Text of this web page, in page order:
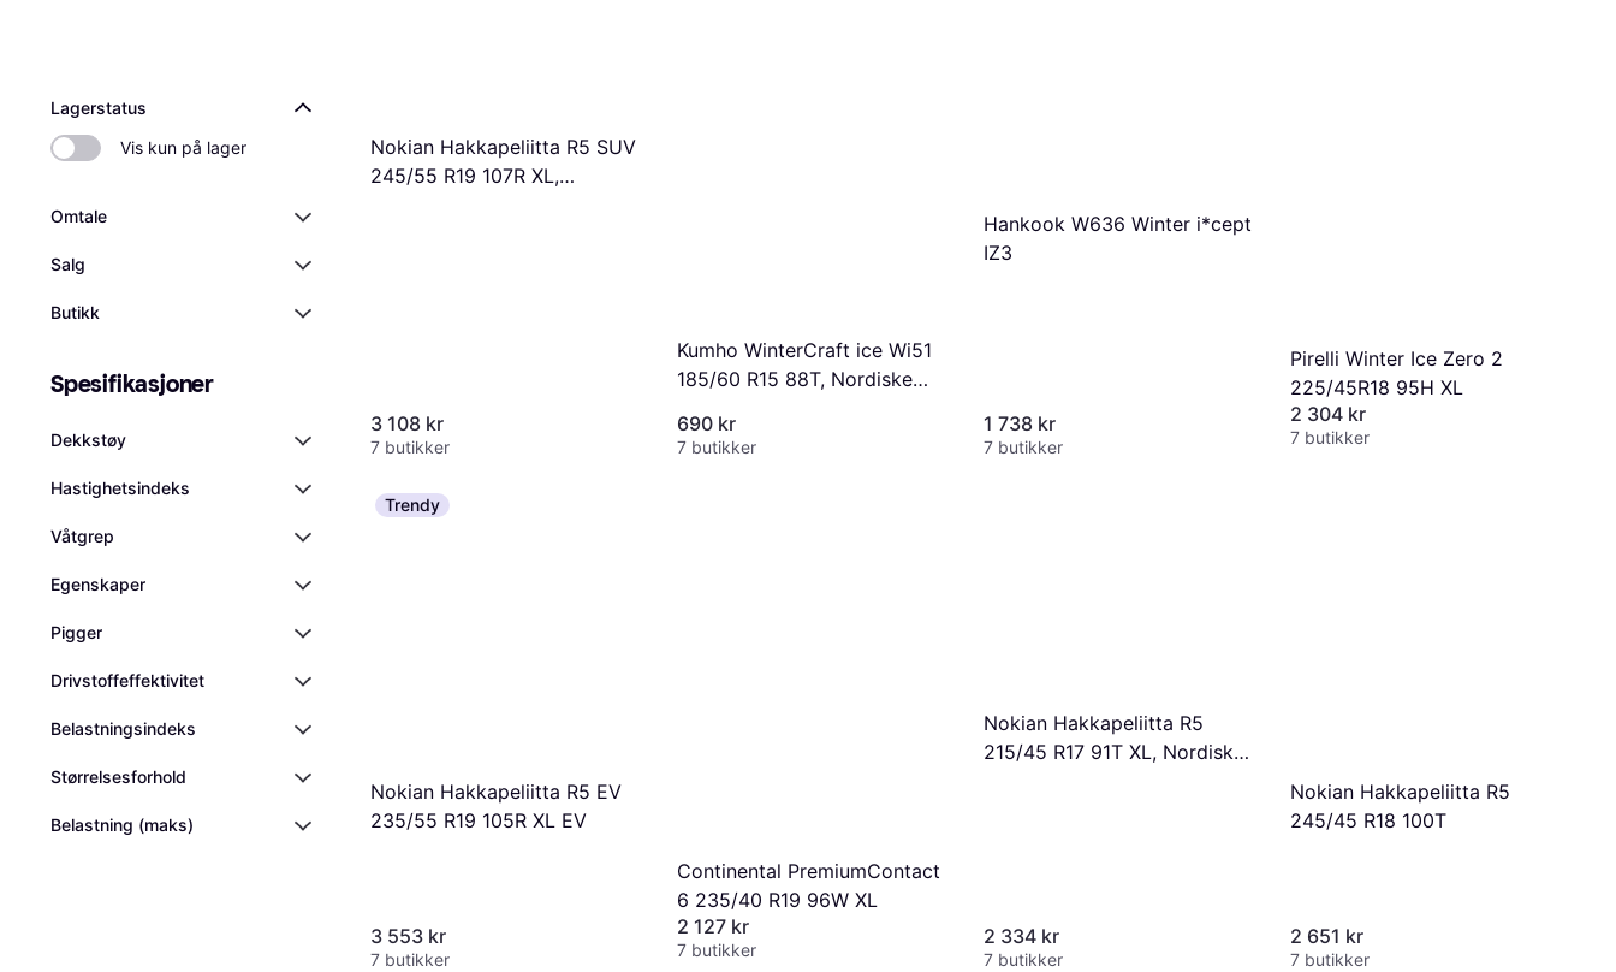
Lagerstatus
Vis kun på lager
Omtale
Salg
Butikk
Spesifikasjoner
Dekkstøy
Hastighetsindeks
Våtgrep
Egenskaper
Pigger
Drivstoffeffektivitet
Belastningsindeks
Størrelsesforhold
Belastning (maks)
Nokian Hakkapeliitta R5 SUV
245/55 R19 107R XL,
3 108 kr
7 butikker
Kumho WinterCraft ice Wi51
185/60 R15 88T, Nordiske
690 kr
7 butikker
Hankook W636 Winter i*cept
IZ3
1 738 kr
7 butikker
Pirelli Winter Ice Zero 2
225/45R18 95H XL
2 304 kr
7 butikker
Trendy
Nokian Hakkapeliitta R5 EV
235/55 R19 105R XL EV
3 553 kr
7 butikker
Continental PremiumContact
6 235/40 R19 96W XL
2 127 kr
7 butikker
Nokian Hakkapeliitta R5
215/45 R17 91T XL, Nordiska
2 334 kr
7 butikker
Nokian Hakkapeliitta R5
245/45 R18 100T
2 651 kr
7 butikker